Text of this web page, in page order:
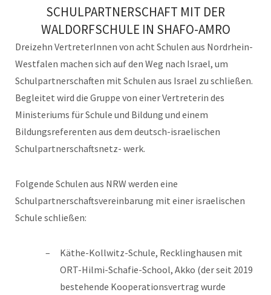
SCHULPARTNERSCHAFT MIT DER
WALDORFSCHULE IN SHAFO-AMRO
Dreizehn VertreterInnen von acht Schulen aus Nordrhein-
Westfalen machen sich auf den Weg nach Israel, um
Schulpartnerschaften mit Schulen aus Israel zu schließen.
Begleitet wird die Gruppe von einer Vertreterin des
Ministeriums für Schule und Bildung und einem
Bildungsreferenten aus dem deutsch-israelischen
Schulpartnerschaftsnetz- werk.
Folgende Schulen aus NRW werden eine
Schulpartnerschaftsvereinbarung mit einer israelischen
Schule schließen:
Käthe-Kollwitz-Schule, Recklinghausen mit
ORT-Hilmi-Schafie-School, Akko (der seit 2019
bestehende Kooperationsvertrag wurde